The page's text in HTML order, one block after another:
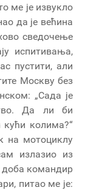
ме је извукло
да је већина
сведочење
испитивања,
пустити, али
Москву без
„Сада је
Да ли би
кући колима?“
на мотоциклу
излазио из
доба командир
питао ме је: